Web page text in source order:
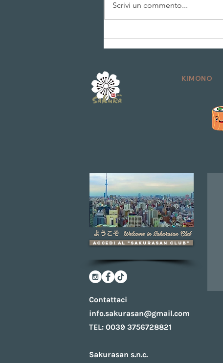
Messaggio di
Kurisumasu)
Scrivi un commento...
KIMONO
accedi al "Sakurasan Club"
Contattaci
info.sakurasan@gmail.com
TEL: 0039 3756728821
Sakurasan s.n.c.